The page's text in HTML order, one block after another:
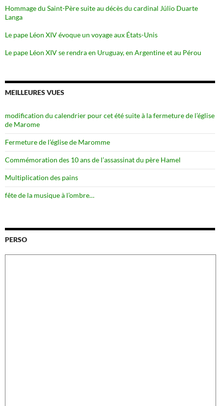
Hommage du Saint-Père suite au décès du cardinal Júlio Duarte
Langa
Le pape Léon XIV évoque un voyage aux États-Unis
Le pape Léon XIV se rendra en Uruguay, en Argentine et au Pérou
MEILLEURES VUES
modification du calendrier pour cet été suite à la fermeture de l’église
de Marome
Fermeture de l’église de Maromme
Commémoration des 10 ans de l’assassinat du père Hamel
Multiplication des pains
fête de la musique à l’ombre…
PERSO